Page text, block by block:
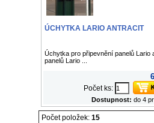
ÚCHYTKA LARIO ANTRACIT
Úchytka pro připevnění panelů Lario
panelů Lario ...
Počet ks:
Dostupnost: do 4
Počet položek: 15